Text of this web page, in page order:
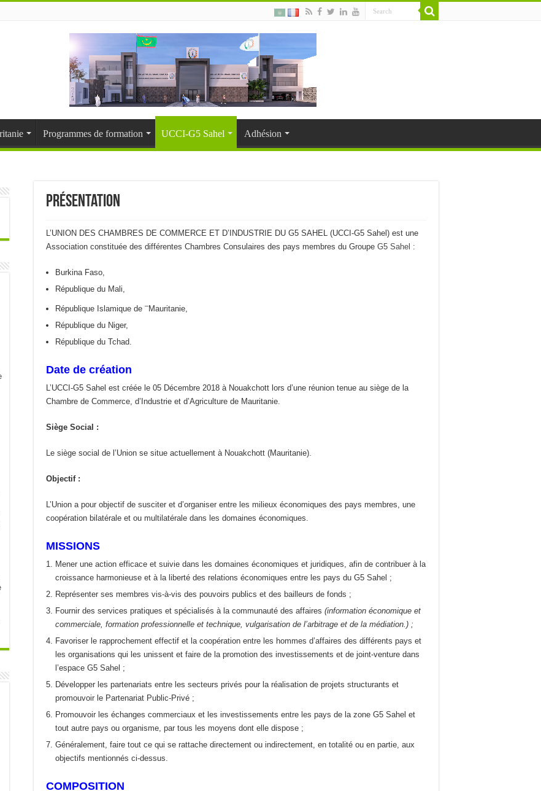
Programmes de formation UCCI-G5 Sahel Adhésion
Présentation
L’UNION DES CHAMBRES DE COMMERCE ET D’INDUSTRIE DU G5 SAHEL (UCCI-G5 Sahel) est une
Association constituée des différentes Chambres Consulaires des pays membres du Groupe G5 Sahel :
Burkina Faso,
République du Mali,
République Islamique de –Mauritanie,
République du Niger,
République du Tchad.
Date de création
L’UCCI-G5 Sahel est créée le 05 Décembre 2018 à Nouakchott lors d’une réunion tenue au siège de la
Chambre de Commerce, d’Industrie et d’Agriculture de Mauritanie.
Siège Social :
Le siège social de l’Union se situe actuellement à Nouakchott (Mauritanie).
Objectif :
L’Union a pour objectif de susciter et d’organiser entre les milieux économiques des pays membres, une
coopération bilatérale et ou multilatérale dans les domaines économiques.
MISSIONS
Mener une action efficace et suivie dans les domaines économiques et juridiques, afin de contribuer à la
croissance harmonieuse et à la liberté des relations économiques entre les pays du G5 Sahel ;
Représenter ses membres vis-à-vis des pouvoirs publics et des bailleurs de fonds ;
Fournir des services pratiques et spécialisés à la communauté des affaires (information économique et
commerciale, formation professionnelle et technique, vulgarisation de l’arbitrage et de la médiation.) ;
Favoriser le rapprochement effectif et la coopération entre les hommes d’affaires des différents pays et
les organisations qui les unissent et faire de la promotion des investissements et de joint-venture dans
l’espace G5 Sahel ;
Développer les partenariats entre les secteurs privés pour la réalisation de projets structurants et
promouvoir le Partenariat Public-Privé ;
Promouvoir les échanges commerciaux et les investissements entre les pays de la zone G5 Sahel et
tout autre pays ou organisme, par tous les moyens dont elle dispose ;
Généralement, faire tout ce qui se rattache directement ou indirectement, en totalité ou en partie, aux
objectifs mentionnés ci-dessus.
COMPOSITION